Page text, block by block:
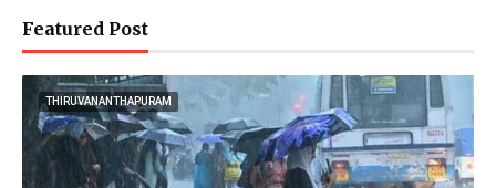
Featured Post
THIRUVANANTHAPURAM